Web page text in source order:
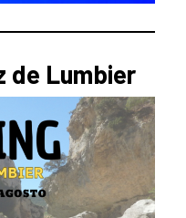
de Lumbier